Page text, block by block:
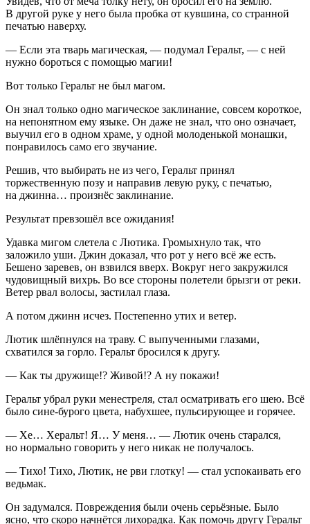
В другой руке у него была пробка от кувшина, со странной
печатью наверху.
— Если эта тварь магическая, — подумал Геральт, — с ней
нужно бороться с помощью магии!
Вот только Геральт не был магом.
Он знал только одно магическое заклинание, совсем короткое,
на непонятном ему языке. Он даже не знал, что оно означает,
выучил его в одном храме, у одной молоденькой монашки,
понравилось само его звучание.
Решив, что выбирать не из чего, Геральт принял
торжественную позу и направив левую руку, с печатью,
на джинна… произнёс заклинание.
Результат превзошёл все ожидания!
Удавка мигом слетела с Лютика. Громыхнуло так, что
заложило уши. Джин доказал, что рот у него всё же есть.
Бешено заревев, он взвился вверх. Вокруг него закружился
чудовищный вихрь. Во все стороны полетели брызги от реки.
Ветер рвал волосы, застилал глаза.
А потом джинн исчез. Постепенно утих и ветер.
Лютик шлёпнулся на траву. С выпученными глазами,
схватился за горло. Геральт бросился к другу.
— Как ты дружище!? Живой!? А ну покажи!
Геральт убрал руки менестреля, стал осматривать его шею. Всё
было сине-бурого цвета, набухшее, пульсирующее и горячее.
— Хе… Херальт! Я… У меня… — Лютик очень старался,
но нормально говорить у него никак не получалось.
— Тихо! Тихо, Лютик, не рви глотку! — стал успокаивать его
ведьмак.
Он задумался. Повреждения были очень серьёзные. Было
ясно, что скоро начнётся лихорадка. Как помочь другу Геральт